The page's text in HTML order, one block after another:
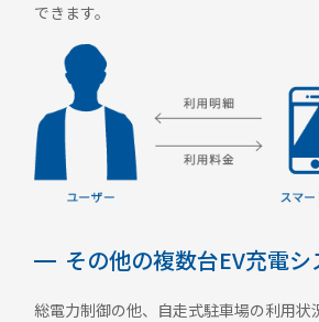
できます。
その他の複数台EV充電シ
総電力制御の他、自走式駐車場の利用状